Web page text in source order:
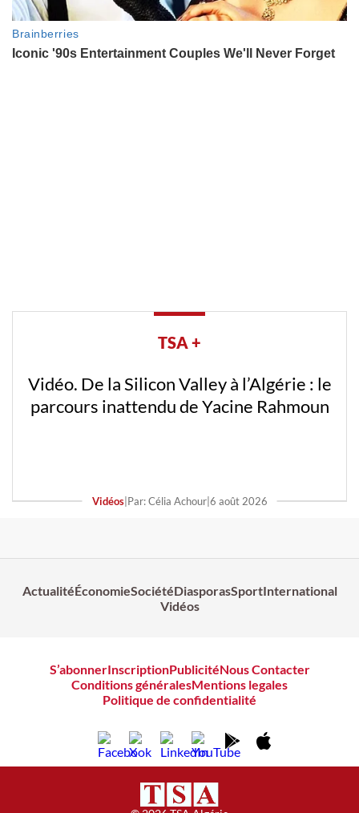
TSA +
Vidéo. De la Silicon Valley à l’Algérie : le
parcours inattendu de Yacine Rahmoun
Vidéos| Par: Célia Achour| 6 août 2026
ActualitéÉconomieSociétéDiasporasSportInternational
Vidéos
S’abonnerInscriptionPublicitéNous Contacter
Conditions généralesMentions legales
Politique de confidentialité